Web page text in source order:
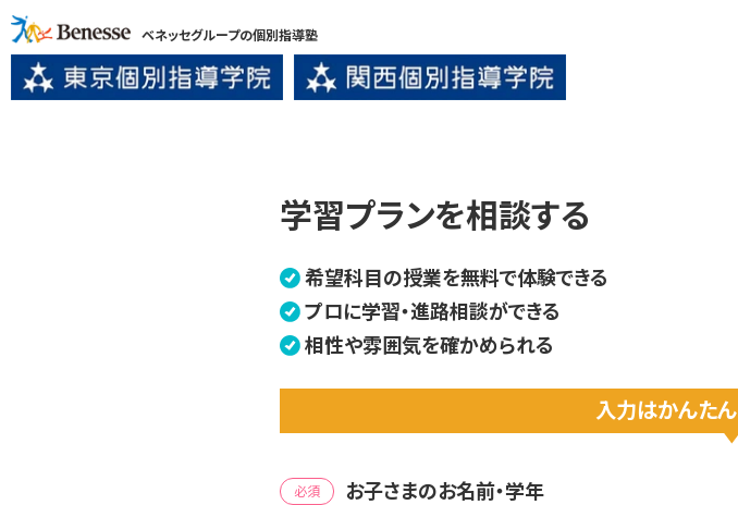
ベネッセグループの個別指導塾
学習プランを相談する
希望科目の授業を無料で体験できる
プロに学習・進路相談ができる
相性や雰囲気を確かめられる
入力はかんたん
必須 お子さまのお名前・学年